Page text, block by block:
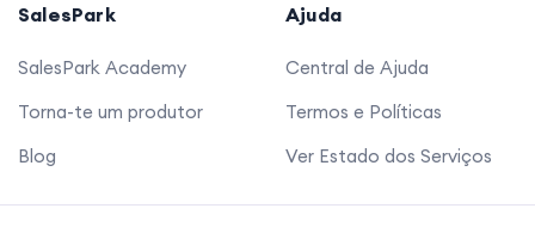
SalesPark
SalesPark Academy
Torna-te um produtor
Blog
Ajuda
Central de Ajuda
Termos e Políticas
Ver Estado dos Serviços